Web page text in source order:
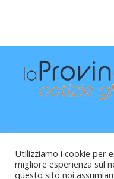
Utilizziamo i cookie per
migliore esperienza sul
questo sito noi